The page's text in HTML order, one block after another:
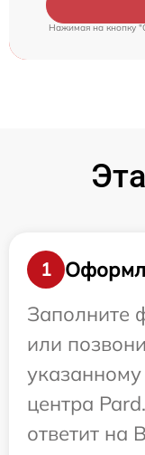
Нажимая на кнопку
1
Заполните
или
указанному
центра
ответит на